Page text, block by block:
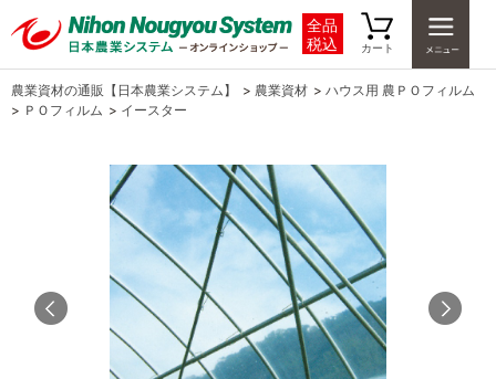
全品
税込
カート
農業資材の通販【日本農業システム】 > 農業資材 > ハウス用 農ＰＯフィルム
> ＰＯフィルム > イースター